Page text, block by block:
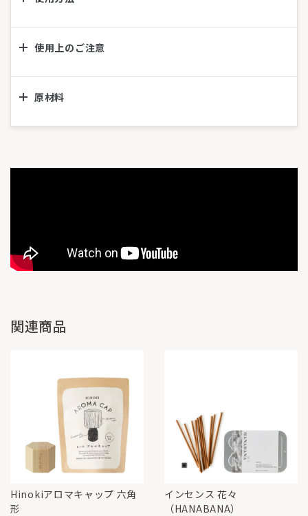
使用上のご注意
原材料
関連商品
Hinokiアロマキャップ 六角
形
インセンス 花々
（HANABANA）